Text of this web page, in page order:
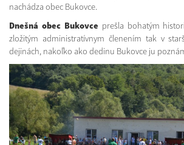
nachádza obec Bukovce.
Dnešná obec Bukovce prešla bohatým
zložitým administratívnym členením tak v
dejinách, nakoľko ako dedinu Bukovce ju